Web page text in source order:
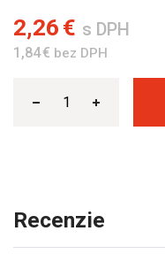
2,26 € s DPH
1,84 € bez DPH
Recenzie